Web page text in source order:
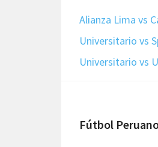
Alianza Lima vs
Universitario vs
Universitario vs
Footer
Fútbol